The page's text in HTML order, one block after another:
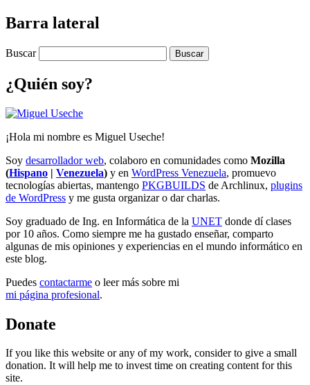
Barra lateral
Buscar
¿Quién soy?
¡Hola mi nombre es Miguel Useche!
Soy desarrollador web, colaboro en comunidades como Mozilla
(Hispano | Venezuela) y en WordPress Venezuela, promuevo
tecnologías abiertas, mantengo PKGBUILDS de Archlinux, plugins
de WordPress y me gusta organizar o dar charlas.
Soy graduado de Ing. en Informática de la UNET donde dí clases
por 10 años. Como siempre me ha gustado enseñar, comparto
algunas de mis opiniones y experiencias en el mundo informático en
este blog.
Puedes contactarme o leer más sobre mi
mi página profesional.
Donate
If you like this website or any of my work, consider to give a small
donation. It will help me to invest time on creating content for this
site.